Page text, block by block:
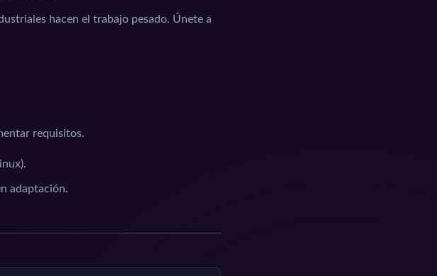
hacen el trabajo pesado. Únete a
requisitos.
adaptación.